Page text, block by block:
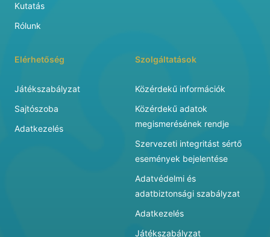
Kutatás
Rólunk
Elérhetőség
Játékszabályzat
Sajtószoba
Adatkezelés
Szolgáltatások
Közérdekű információk
Közérdekű adatok
megismerésének rendje
Szervezeti integritást sértő
események bejelentése
Adatvédelmi és
adatbiztonsági szabályzat
Adatkezelés
Játékszabályzat